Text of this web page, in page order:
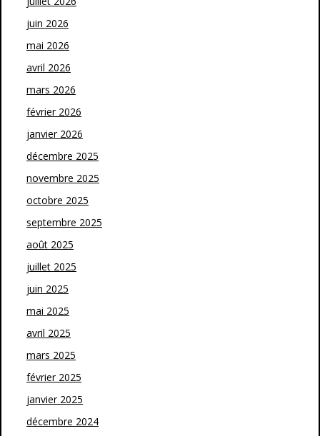
juin 2026
mai 2026
avril 2026
mars 2026
février 2026
janvier 2026
décembre 2025
novembre 2025
octobre 2025
septembre 2025
août 2025
juillet 2025
juin 2025
mai 2025
avril 2025
mars 2025
février 2025
janvier 2025
décembre 2024